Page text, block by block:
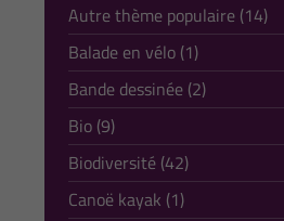
Autre thème populaire (14)
Balade en vélo (1)
Bande dessinée (2)
Bio (9)
Biodiversité (42)
Canoë kayak (1)